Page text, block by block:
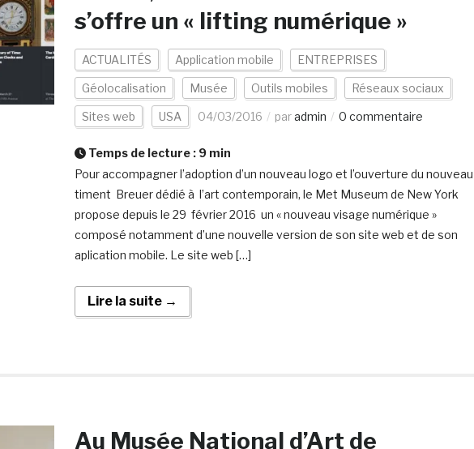
s’offre un « lifting numérique »
ACTUALITÉS Application mobile ENTREPRISES
Géolocalisation Musée Outils mobiles Réseaux sociaux
Sites web USA 04/03/2016 paradmin 0 commentaire
Temps de lecture : 9 min
Pour accompagner l’adoption d’un nouveau logo et l’ouverture du
timent Breuer dédié à l’art contemporain, le Met Museum de New York
propose depuis le 29 février 2016 un « nouveau visage numérique »
composé notamment d’une nouvelle version de son site web et de son
aplication mobile. Le site web […]
Lire la suite →
Au Musée National d’Art de